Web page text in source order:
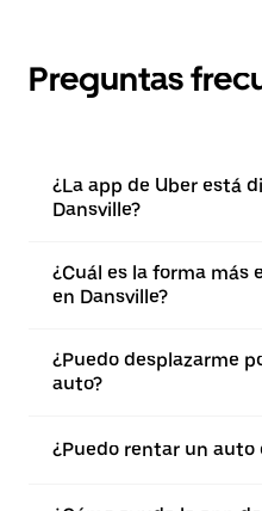
Preguntas
¿La app de Uber está
Dansville?
¿Cuál es la forma más
en Dansville?
¿Puedo desplazarme
auto?
¿Puedo rentar un auto